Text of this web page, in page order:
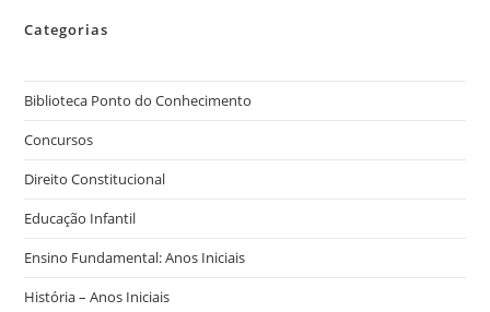
Categorias
Biblioteca Ponto do Conhecimento
Concursos
Direito Constitucional
Educação Infantil
Ensino Fundamental: Anos Iniciais
História – Anos Iniciais